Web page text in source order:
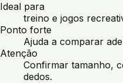
Ideal para
treino e jogos
Ponto forte
Ajuda a comparar
Atenção
Confirmar tamanho,
dedos.